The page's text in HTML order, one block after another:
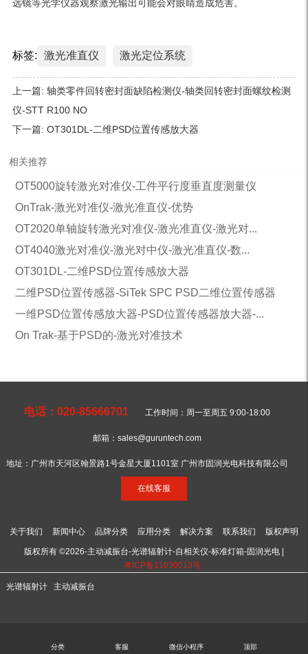
远镜等光学仪器观察激光输出可能会对眼睛造成危害。
标签: 激光准直仪 激光定位系统
上一篇: 轴类零件回转密封面缺陷检测仪-轴类回转密封面螺纹检测
仪-STT R100 NO
下一篇: OT301DL-二维PSD位置传感放大器
相关推荐
OT5000旋转激光对准仪-工件平行度垂直度测量仪
OnTrak-激光对准仪-激光准直仪-优势
OT2020单轴旋转激光对准仪-激光准直仪-激光对...
OT4040激光对准仪-激光对中仪-激光准直仪-数...
OT301DL-二维PSD位置传感放大器
二维PSD位置传感器-SiTek SPC PSD二维位置传感器
一维PSD位置传感放大器-PSD位置传感器放大器-...
On Trak-基于PSD的-激光对准技术
电话：020-85666701 工作时间：周一至周五 9:00-18:00
邮箱：sales@guruntech.com
地址：广州市天河区翰景路1号金星大厦1101室 广州市固润光电科技有限公司
在线客服
关于我们 新闻中心 品牌分类 应用分类 解决方案 联系我们 版权声明
版权所有 ©2026-主动减振台-光谱辐射计-自相关仪-标准灯箱-固润光电 |
粤ICP备11030013号
光谱辐射计 主动减振台
分类 客服 微信小程序 顶部